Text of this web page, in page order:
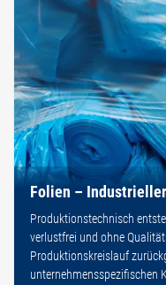
Folien –
Produktionstechnisch
verlustfrei und ohne
Produktionskreislauf
unternehmensspezifischen